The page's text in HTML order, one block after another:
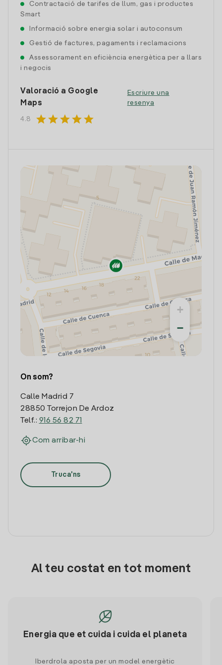
Contractació de tarifes de llum, gas i productes
Smart
Informació sobre energia solar i autoconsum
Gestió de factures, pagaments i reclamacions
Assessorament en eficiència energètica per a llars
i negocis
Valoració a Google
Maps
4.8 starstarstarstarstar
Escriure una
resenya
+
−
On som?
Calle Madrid 7
28850 Torrejon De Ardoz
Telf.: 916 56 82 71
Com arribar-hi
Truca'ns
Al teu costat en tot moment
Energia que et cuida i cuida el planeta
Iberdrola aposta per un model energètic